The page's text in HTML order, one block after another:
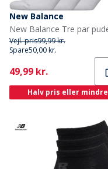
New Balance
Vejl. pris99,99 kr.
Spare50,00 kr.
Current
49,99 kr.
Halv pris eller mindre